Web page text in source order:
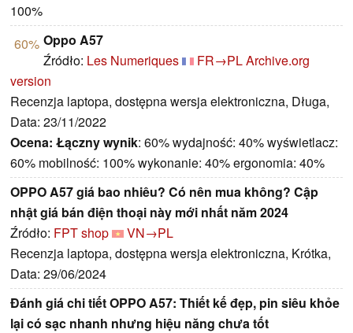
100%
60% Oppo A57
Źródło: Les Numeriques FR→PLArchive.org
version
Recenzja laptopa, dostępna wersja elektroniczna, Długa,
Data: 23/11/2022
Ocena: Łączny wynik: 60% wydajność: 40% wyświetlacz:
60% mobilność: 100% wykonanie: 40% ergonomia: 40%
OPPO A57 giá bao nhiêu? Có nên mua không? Cập
nhật giá bán điện thoại này mới nhất năm 2024
Źródło: FPT shop
VN→PL
Recenzja laptopa, dostępna wersja elektroniczna, Krótka,
Data: 29/06/2024
Đánh giá chi tiết OPPO A57: Thiết kế đẹp, pin siêu khỏe
lại có sạc nhanh nhưng hiệu năng chưa tốt